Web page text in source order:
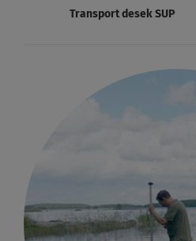
Transport desek SUP